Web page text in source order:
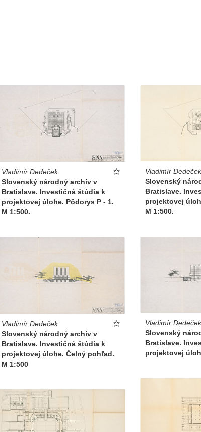
Vladimír Dedeček
Slovenský národný archív v
Bratislave. Investičná štúdia k
projektovej úlohe. Pôdorys P - 1.
M 1:500.
Vladimír Dedeček
Slovenský
Bratislave.
projektovej
M 1:500.
Vladimír Dedeček
Slovenský
Bratislave.
projektovej
Vladimír Dedeček
Slovenský národný archív v
Bratislave. Investičná štúdia k
projektovej úlohe. Čelný pohľad.
M 1:500